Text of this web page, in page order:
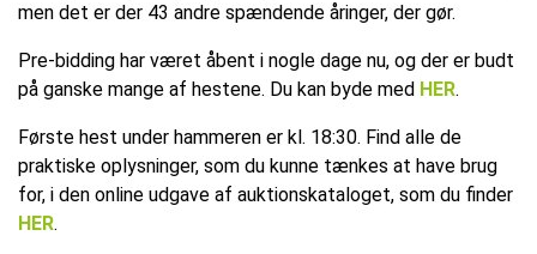
men det er der 43 andre spændende åringer, der gør.
Pre-bidding har været åbent i nogle dage nu, og der er budt
på ganske mange af hestene. Du kan byde med HER.
Første hest under hammeren er kl. 18:30. Find alle de
praktiske oplysninger, som du kunne tænkes at have brug
for, i den online udgave af auktionskataloget, som du finder
HER.